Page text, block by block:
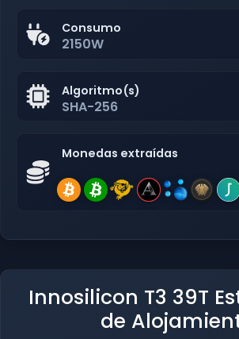
Consumo
2150W
Algoritmo(s)
SHA-256
Monedas extraídas
Innosilicon T3 39T
de